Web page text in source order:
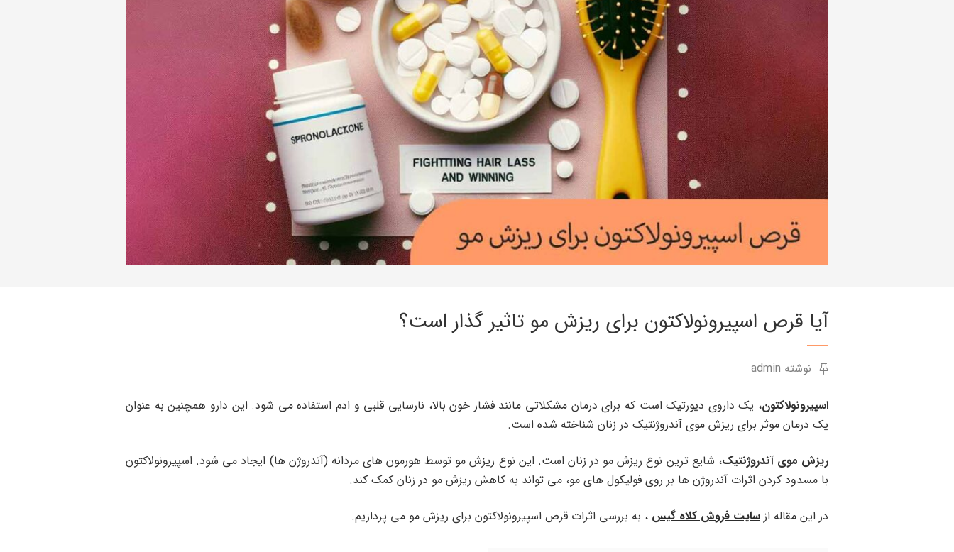
آیا قرص اسپیرونولاکتون برای ریزش مو تاثیر گذار است؟
نوشته admin
اسپیرونولاکتون، یک داروی دیورتیک است که برای درمان مشکلاتی مانند فشار خون بالا، نارسایی قلبی و ادم استفاده می شود. این دارو همچنین به عنوان
یک درمان موثر برای ریزش موی آندروژنتیک در زنان شناخته شده است.
ریزش موی آندروژنتیک، شایع ترین نوع ریزش مو در زنان است. این نوع ریزش مو توسط هورمون های مردانه (آندروژن ها) ایجاد می شود. اسپیرونولاکتون
با مسدود کردن اثرات آندروژن ها بر روی فولیکول های مو، می تواند به کاهش ریزش مو در زنان کمک کند.
در این مقاله از سایت فروش کلاه گیس ، به بررسی اثرات قرص اسپیرونولاکتون برای ریزش مو می پردازیم.